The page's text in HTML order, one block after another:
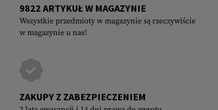
9822 ARTYKUŁ W MAGAZYNIE
Wszystkie przedmioty w magazynie są rzeczywiście
w magazynie u nas!
ZAKUPY Z ZABEZPIECZENIEM